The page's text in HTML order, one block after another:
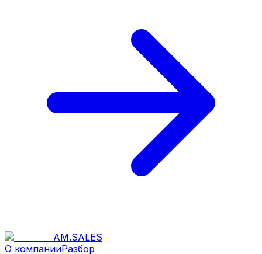
AM.SALES
О компанииРазбор